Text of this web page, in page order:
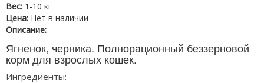
Вес: 1-10 кг
Цена: Нет в наличии
Описание:
Ягненок, черника. Полнорационный беззерновой
корм для взрослых кошек.
Ингредиенты: